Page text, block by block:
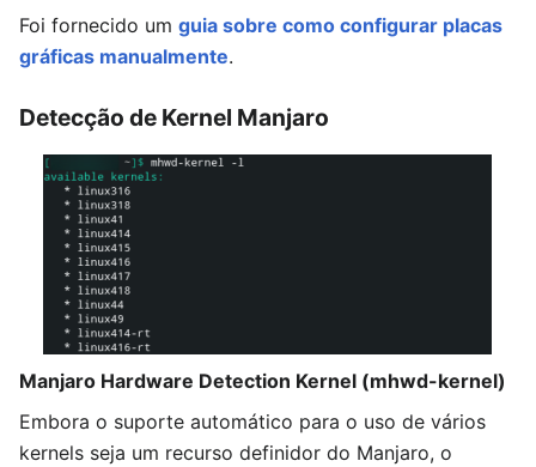
Foi fornecido um guia sobre como configurar placas
gráficas manualmente.
Detecção de Kernel Manjaro
Manjaro Hardware Detection Kernel (mhwd-kernel)
Embora o suporte automático para o uso de vários
kernels seja um recurso definidor do Manjaro, o